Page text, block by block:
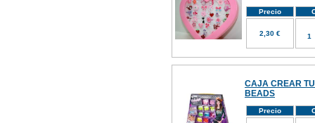
Precio
2,30 €
CAJA CREAR
BEADS
Precio